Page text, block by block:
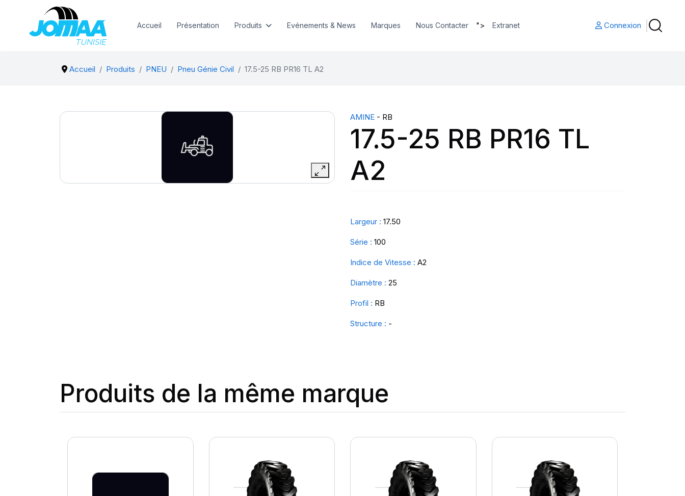
Accueil Présentation Produits Evénements & News Marques Nous Contacter "> Extranet Connexion
Accueil Produits PNEU Pneu Génie Civil 17.5-25 RB PR16 TL A2
AMINE - RB
17.5-25 RB PR16 TL
A2
Largeur : 17.50
Série : 100
Indice de Vitesse : A2
Diamètre : 25
Profil : RB
Structure : -
Produits de la même marque